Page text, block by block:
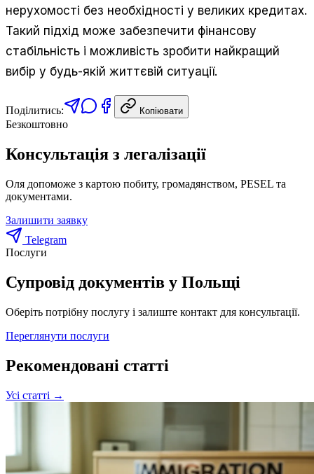
нерухомості без необхідності у великих кредитах.
Такий підхід може забезпечити фінансову
стабільність і можливість зробити найкращий
вибір у будь-якій життєвій ситуації.
Поділитись: Копіювати
Безкоштовно
Консультація з легалізації
Оля допоможе з картою побиту, громадянством, PESEL та
документами.
Залишити заявку
Telegram
Послуги
Супровід документів у Польщі
Оберіть потрібну послугу і залиште контакт для консультації.
Переглянути послуги
Рекомендовані статті
Усі статті →